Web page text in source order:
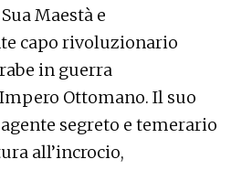
Maestà e
capo rivoluzionario
in guerra
Ottomano. Il suo
segreto e temerario
all’incrocio,